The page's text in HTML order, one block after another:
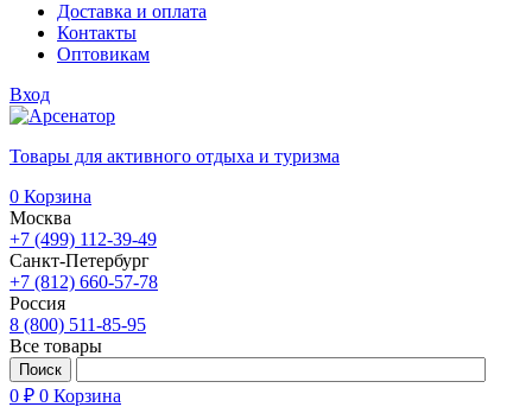
Доставка и оплата
Контакты
Оптовикам
Вход
Товары для активного отдыха и туризма
0 Корзина
Москва
+7 (499) 112-39-49
Санкт-Петербург
+7 (812) 660-57-78
Россия
8 (800) 511-85-95
Все товары
0 ₽ 0 Корзина